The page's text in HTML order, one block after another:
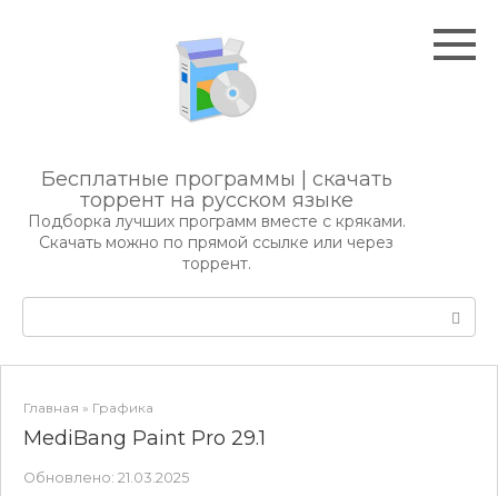
Бесплатные программы | скачать
торрент на русском языке
Подборка лучших программ вместе с кряками.
Скачать можно по прямой ссылке или через
торрент.
Главная » Графика
MediBang Paint Pro 29.1
Обновлено: 21.03.2025